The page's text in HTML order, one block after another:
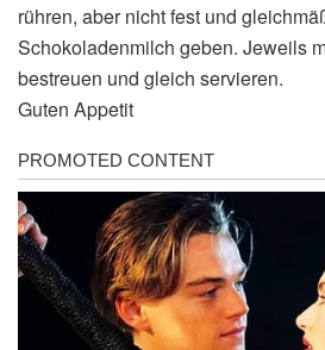
rühren, aber nicht fest und
Schokoladenmilch geben. Jeweils
bestreuen und gleich servieren.
Guten Appetit